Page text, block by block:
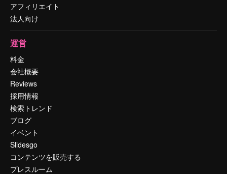
アフィリエイト
法人向け
運営
料金
会社概要
Reviews
採用情報
検索トレンド
ブログ
イベント
Slidesgo
コンテンツを販売する
プレスルーム